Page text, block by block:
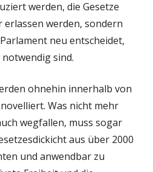
werden, die Gesetze
werden, sondern
neu entscheidet,
sind.
ohnehin innerhalb von
Was nicht mehr
wegfallen, muss sogar
aus über 2000
und anwendbar zu